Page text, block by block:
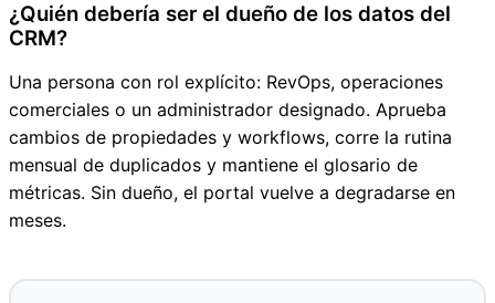
¿Quién debería ser el dueño de los datos del
CRM?
Una persona con rol explícito: RevOps, operaciones
comerciales o un administrador designado. Aprueba
cambios de propiedades y workflows, corre la rutina
mensual de duplicados y mantiene el glosario de
métricas. Sin dueño, el portal vuelve a degradarse en
meses.